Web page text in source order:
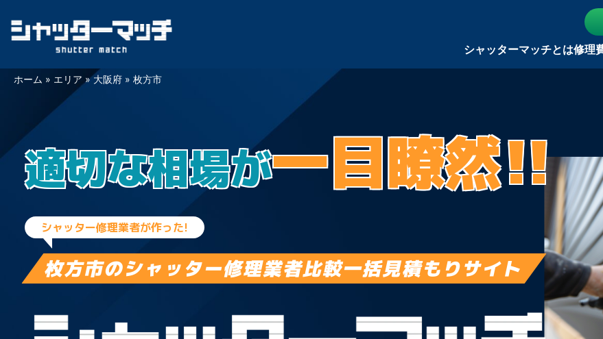
Skip
シャッターマッチとは修理
ホーム » エリア »大阪府 » 枚方市
適切な相場が一目瞭然!!
シャッター修理業者が作った!
枚方市のシャッター修理業者比較一括見積もりサイト